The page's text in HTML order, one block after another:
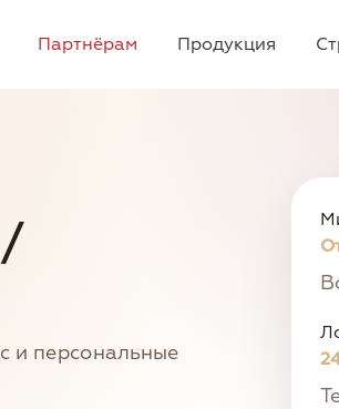
Партнёрам Продукция
/
и персональные